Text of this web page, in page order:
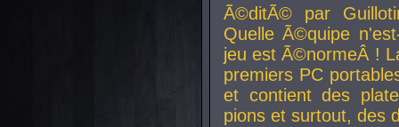
Ã©ditÃ© par
Quelle Ã©quipe
jeu est Ã©normeÂ !
premiers PC
et contient des
pions et surtout, des